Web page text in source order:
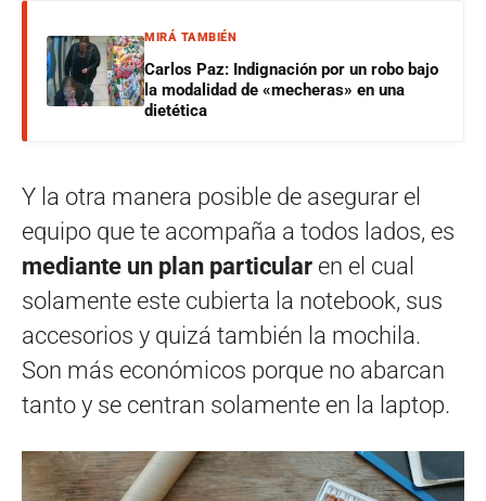
MIRÁ TAMBIÉN
Carlos Paz: Indignación por un robo bajo
la modalidad de «mecheras» en una
dietética
Y la otra manera posible de asegurar el
equipo que te acompaña a todos lados, es
mediante un plan particular en el cual
solamente este cubierta la notebook, sus
accesorios y quizá también la mochila.
Son más económicos porque no abarcan
tanto y se centran solamente en la laptop.